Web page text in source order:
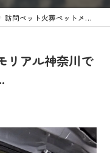
訪問ペット火葬ペットメモリアル神奈川では、大切なペットとのお...
リアル神奈川で